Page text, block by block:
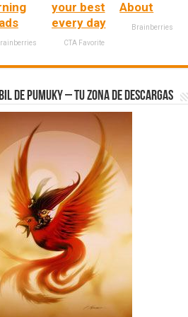
your best
every day
CTA Favorite
About
Brainberries
de Pumuky – Tu zona de Descargas